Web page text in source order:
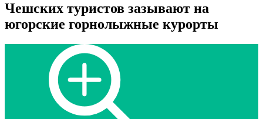
Чешских туристов зазывают на
югорские горнолыжные курорты